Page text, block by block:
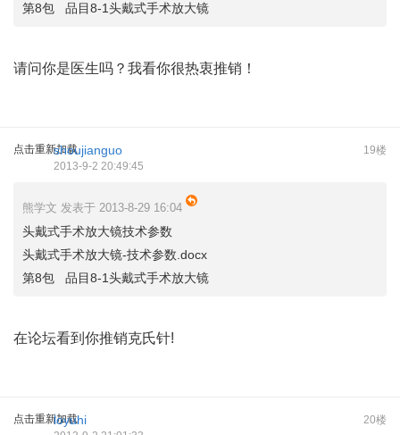
第8包 品目8-1头戴式手术放大镜
请问你是医生吗？我看你很热衷推销！
点击重新加载 19楼
shoujianguo
2013-9-2 20:49:45
熊学文 发表于 2013-8-29 16:04
头戴式手术放大镜技术参数
头戴式手术放大镜-技术参数.docx
第8包 品目8-1头戴式手术放大镜
在论坛看到你推销克氏针!
点击重新加载 20楼
loyuhi